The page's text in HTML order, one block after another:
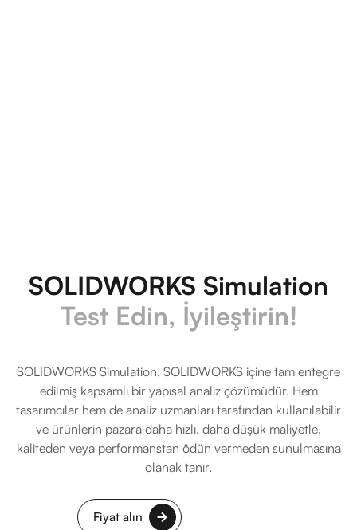
SOLIDWORKS Simulation
Test Edin, İyileştirin!
SOLIDWORKS Simulation, SOLIDWORKS içine tam entegre
edilmiş kapsamlı bir yapısal analiz çözümüdür. Hem
tasarımcılar hem de analiz uzmanları tarafından kullanılabilir
ve ürünlerin pazara daha hızlı, daha düşük maliyetle,
kaliteden veya performanstan ödün vermeden sunulmasına
olanak tanır.
Fiyat alın